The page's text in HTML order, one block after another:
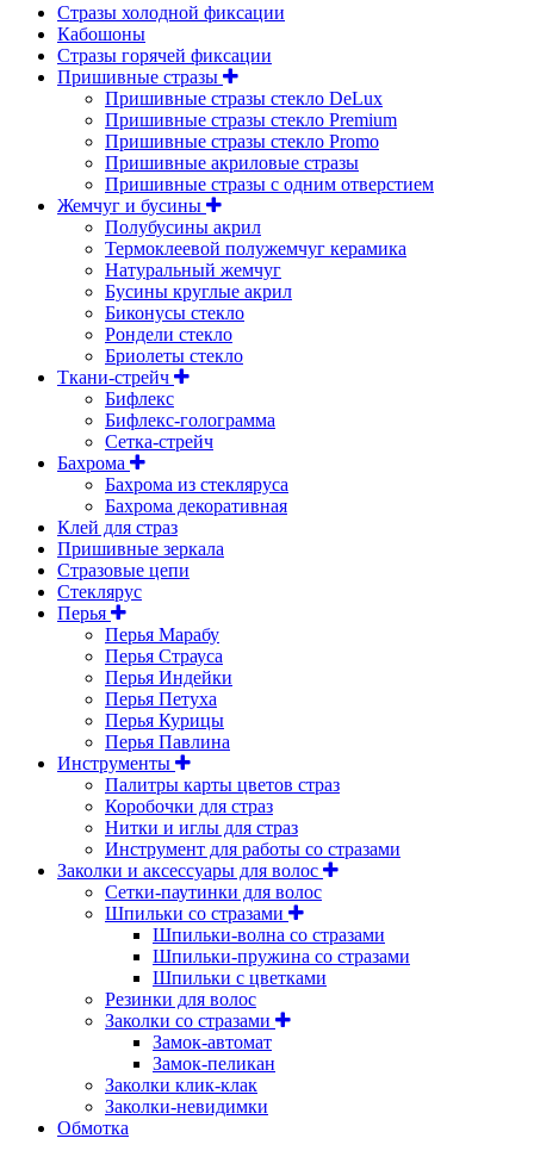
Стразы холодной фиксации
Кабошоны
Стразы горячей фиксации
Пришивные стразы
Пришивные стразы стекло DeLux
Пришивные стразы стекло Premium
Пришивные стразы стекло Promo
Пришивные акриловые стразы
Пришивные стразы с одним отверстием
Жемчуг и бусины
Полубусины акрил
Термоклеевой полужемчуг керамика
Натуральный жемчуг
Бусины круглые акрил
Биконусы стекло
Рондели стекло
Бриолеты стекло
Ткани-стрейч
Бифлекс
Бифлекс-голограмма
Сетка-стрейч
Бахрома
Бахрома из стекляруса
Бахрома декоративная
Клей для страз
Пришивные зеркала
Cтразовые цепи
Стеклярус
Перья
Перья Марабу
Перья Страуса
Перья Индейки
Перья Петуха
Перья Курицы
Перья Павлина
Инструменты
Палитры карты цветов страз
Коробочки для страз
Нитки и иглы для страз
Инструмент для работы со стразами
Заколки и аксессуары для волос
Сетки-паутинки для волос
Шпильки со стразами
Шпильки-волна со стразами
Шпильки-пружина со стразами
Шпильки с цветками
Резинки для волос
Заколки со стразами
Замок-автомат
Замок-пеликан
Заколки клик-клак
Заколки-невидимки
Обмотка